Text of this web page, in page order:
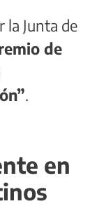
la Junta de
de
.
en